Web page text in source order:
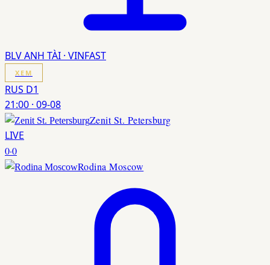
BLV ANH TÀI · VINFAST
XEM
RUS D1
21:00 · 09-08
Zenit St. Petersburg
LIVE
0·0
Rodina Moscow